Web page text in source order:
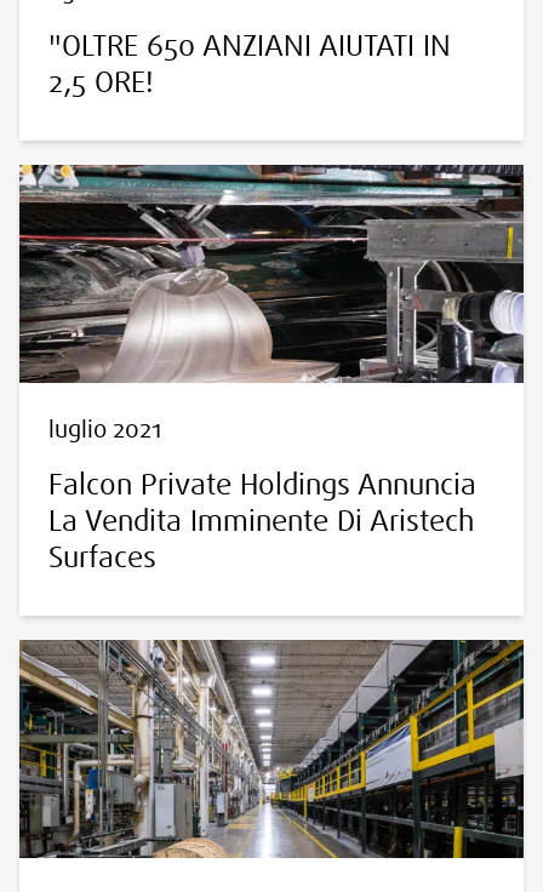
"OLTRE 650 ANZIANI AIUTATI IN
2,5 ORE!
luglio 2021
Falcon Private Holdings Annuncia
La Vendita Imminente Di Aristech
Surfaces